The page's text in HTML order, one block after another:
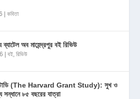
|কবিতা
অব মাহেন্দ্রপুর বই রিভিউ
|বই,রিভিউ
স্টাডি (The Harvard Grant Study): সুখ ও
সন্ধানে ৮৫ বছরের যাত্রা